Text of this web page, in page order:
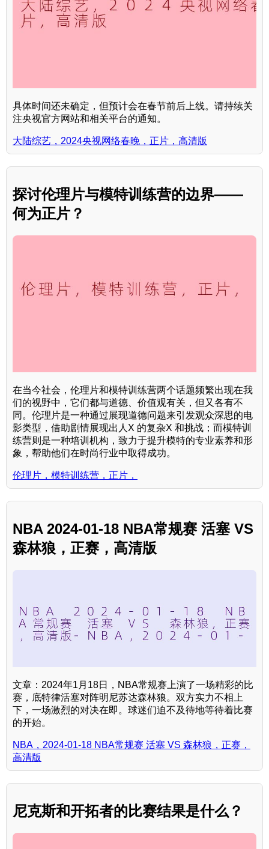
具体时间还未确定，但预计会在春节前后上线。请持续关
注央视官方网站和相关平台的通知。
大陆综艺，2024央视网络春晚，正片，高清版
探讨伦理片与模特训练营的边界——
何为正片？
在当今社会，伦理片和模特训练营两个话题频繁出现在我
们的视野中，它们都与道德、价值观有关，但又各有不
同。伦理片是一种通过展现道德问题来引发观众深思的电
影类型，借助剧情展现出人X 的复杂X 和挑战；而模特训
练营则是一种培训机构，致力于提升模特的专业素养和形
象，帮助他们在时尚行业中取得成功。
伦理片，模特训练营，正片，
NBA 2024-01-18 NBA常规赛 活塞 VS
森林狼，正赛，高清版
文章：2024年1月18日，NBA常规赛上演了一场精彩的比
赛，底特律活塞对阵明尼苏达森林狼。双方实力不相上
下，一场激烈的对决在即。球迷们迫不及待地等待着比赛
的开始。
NBA，2024-01-18 NBA常规赛 活塞 VS 森林狼，正赛，
高清版
尼克斯和开拓者的比赛结果是什么？